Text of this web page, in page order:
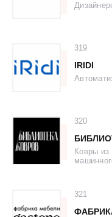
319
IRIDI
320
Ковры
321